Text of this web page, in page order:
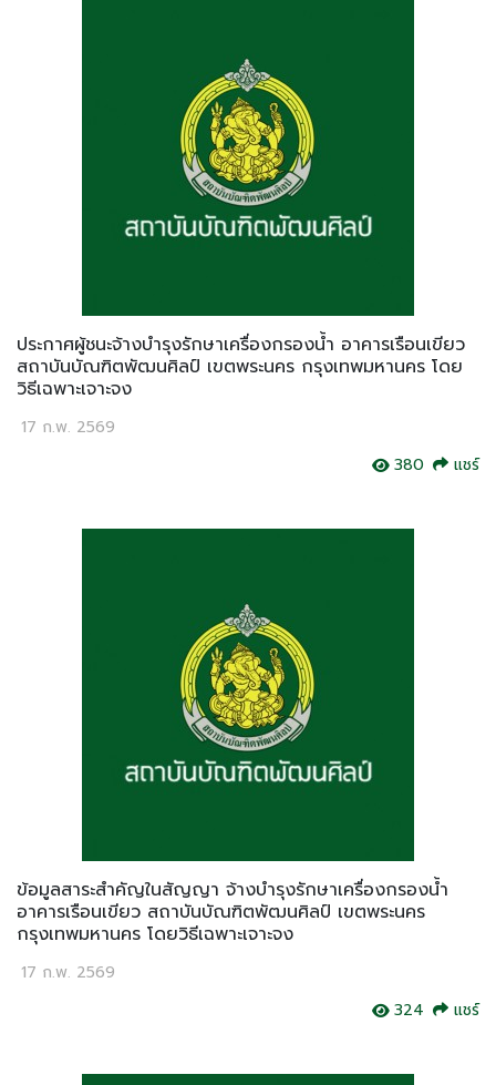
ประกาศผู้ชนะจ้างบำรุงรักษาเครื่องกรองน้ำ อาคารเรือนเขียว
สถาบันบัณฑิตพัฒนศิลป์ เขตพระนคร กรุงเทพมหานคร โดย
วิธีเฉพาะเจาะจง
17 ก.พ. 2569
380
แชร์
ข้อมูลสาระสำคัญในสัญญา จ้างบำรุงรักษาเครื่องกรองน้ำ
อาคารเรือนเขียว สถาบันบัณฑิตพัฒนศิลป์ เขตพระนคร
กรุงเทพมหานคร โดยวิธีเฉพาะเจาะจง
17 ก.พ. 2569
324
แชร์